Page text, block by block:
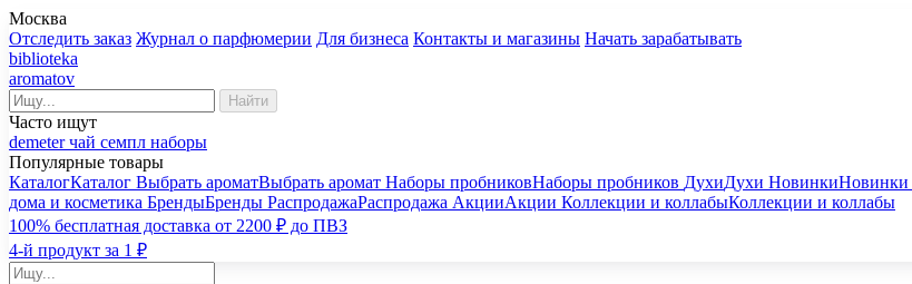
Москва
Отследить заказ Журнал о парфюмерии Для бизнеса Контакты и магазины Начать зарабатывать
biblioteka
aromatov
Найти
Часто ищут
demeterчай семпл наборы
Популярные товары
КаталогКаталог Выбрать ароматВыбрать аромат Наборы пробниковНаборы пробников ДухиДухи НовинкиНовинки
дома и косметика БрендыБренды РаспродажаРаспродажа АкцииАкции Коллекции и коллабыКоллекции и коллабы
100% бесплатная доставка от 2200 ₽ до ПВЗ
4-й продукт за 1 ₽